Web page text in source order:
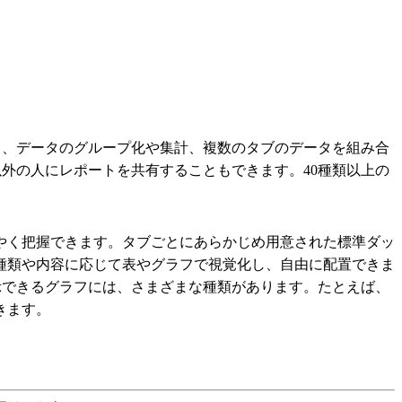
データのグループ化や集計、複数のタブのデータを組み合
の人にレポートを共有することもできます。40種類以上の
把握できます。タブごとにあらかじめ用意された標準ダッ
や内容に応じて表やグラフで視覚化し、自由に配置できま
きるグラフには、さまざまな種類があります。たとえば、
す。